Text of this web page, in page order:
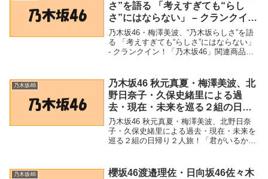
さ”を語る 「考えすぎても“らし
さ”にはならない」 – クランクイ
ン！
乃木坂46・梅澤美波、“乃木坂らしさ”を語
る 「考えすぎても“らしさ”にはならない」
- クランクイン！「乃木坂46」関連商品乃
クランクイン！ 乃木坂4...
乃木坂46
乃木坂46 秋元真夏・梅澤美波、北
野日奈子・久保史緒里による過
去・現在・未来を巡る２組の日帰
り２人旅！「君がいるから僕はこ
こを好きになる」3/16夜9時〜無料
配信決… – PR TIMES
乃木坂46 秋元真夏・梅澤美波、北野日奈
子・久保史緒里による過去・現在・未来を
巡る２組の日帰り２人旅！「君がいるから
品乃木坂46 秋元真夏・梅澤...
乃木坂46
櫻坂46渡邉理佐・日向坂46佐々木